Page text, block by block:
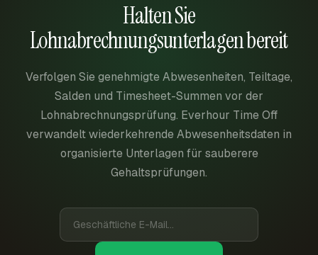
Halten Sie
Lohnabrechnungsunterlagen bereit
Verfolgen Sie genehmigte Abwesenheiten, Teiltage,
Salden und Timesheet-Summen vor der
Lohnabrechnungsprüfung. Everhour Time Off
verwandelt wiederkehrende Abwesenheitsdaten in
organisierte Unterlagen für sauberere
Gehaltsprüfungen.